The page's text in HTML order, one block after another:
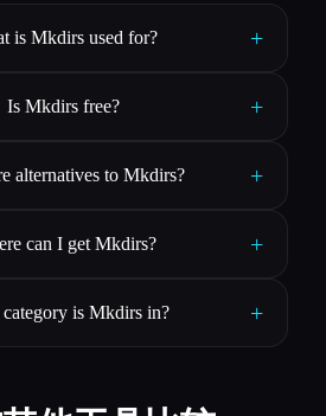
is Mkdirs used for? +
Is Mkdirs free? +
alternatives to Mkdirs? +
can I get Mkdirs? +
is Mkdirs in? +